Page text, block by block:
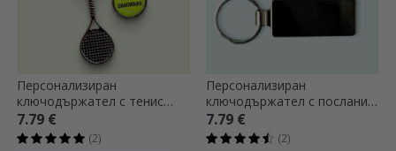
Персонализиран
ключодържател с тенис
ракета и текст - Шампион
7.79 €
(2)
Персонализиран
ключодържател с послание
за татко
7.79 €
(2)